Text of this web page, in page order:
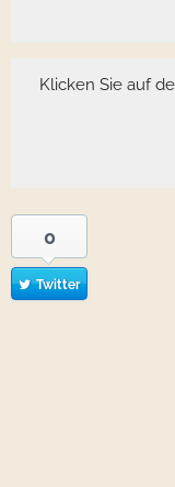
Klicken Sie auf
0
Twitter